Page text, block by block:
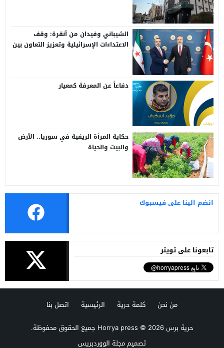
الشيباني وفيدان من أنقرة: وقف
الاعتداءات الإسرائيلية وتعزيز التعاون بين
دفاعاً عن المعرفة كمعيار
حكاية المرأة الريفية في سوريا.. الأرض
والبيت والحياة
انضم الينا على فيسبوك
تابعونا على تويتر
من نحن كلمة حرية الرئيسية
اتصل بنا
حرية برس Horrya press© 2026 جميع الحقوق محفوظة.
تصميممجلة الووردبريس